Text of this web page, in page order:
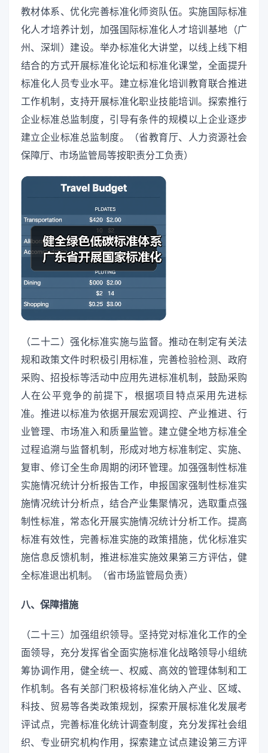
教材体系、优化完善标准化师资队伍。实施国际标准
化人才培养计划，加强国际标准化人才培训基地（广
州、深圳）建设。举办标准化大讲堂，以线上线下相
结合的方式开展标准化论坛和标准化课堂，全面提升
标准化人员专业水平。建立标准化培训教育联合推进
工作机制，支持开展标准化职业技能培训。探索推行
企业标准总监制度，引导有条件的规模以上企业逐步
建立企业标准总监制度。（省教育厅、人力资源社会
保障厅、市场监管局等按职责分工负责）
（二十二）强化标准实施与监督。推动在制定有关法
规和政策文件时积极引用标准，完善检验检测、政府
采购、招投标等活动中应用先进标准机制，鼓励采购
人在公平竞争的前提下，根据项目特点采用先进标
准。推进以标准为依据开展宏观调控、产业推进、行
业管理、市场准入和质量监管。建立健全地方标准全
过程追溯与监督机制，形成对地方标准制定、实施、
复审、修订全生命周期的闭环管理。加强强制性标准
实施情况统计分析报告工作，申报国家强制性标准实
施情况统计分析点，结合产业集聚情况，选取重点强
制性标准，常态化开展实施情况统计分析工作。提高
标准有效性，完善标准实施的政策措施，优化标准实
施信息反馈机制，推进标准实施效果第三方评估，健
全标准退出机制。（省市场监管局负责）
八、保障措施
（二十三）加强组织领导。坚持党对标准化工作的全
面领导，充分发挥省全面实施标准化战略领导小组统
筹协调作用，健全统一、权威、高效的管理体制和工
作机制。各有关部门积极将标准化纳入产业、区域、
科技、贸易等各类政策规划，探索开展标准化发展考
评试点，完善标准化统计调查制度，充分发挥社会组
织、专业研究机构作用，探索建立试点建设第三方评